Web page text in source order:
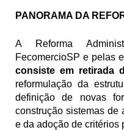
PANORAMA DA
A Reforma
FecomercioSP e pelas
consiste em retirada
reformulação da
definição de novas
construção sistemas de
e da adoção de critérios